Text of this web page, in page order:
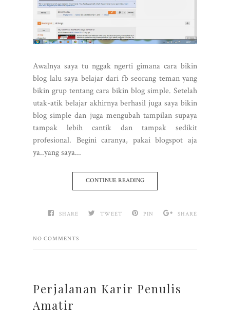
Awalnya saya tu nggak ngerti gimana cara bikin
blog lalu saya belajar dari fb seorang teman yang
bikin grup tentang cara bikin blog simple. Setelah
utak-atik belajar akhirnya berhasil juga saya bikin
blog simple dan juga mengubah tampilan supaya
tampak lebih cantik dan tampak sedikit
profesional. Begini caranya, pakai blogspot aja
ya..yang saya...
CONTINUE READING
SHARE TWEET PIN SHARE
NO COMMENTS
Perjalanan Karir Penulis
Amatir